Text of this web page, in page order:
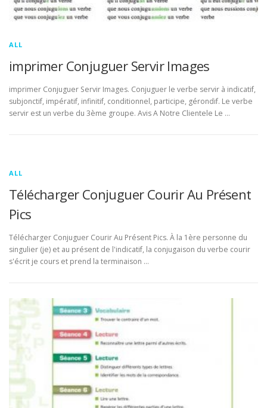
ALL
imprimer Conjuguer Servir Images
imprimer Conjuguer Servir Images. Conjuguer le verbe servir à indicatif,
subjonctif, impératif, infinitif, conditionnel, participe, gérondif. Le verbe
servir est un verbe du 3ème groupe. Avis A Notre Clientele Le …
ALL
Télécharger Conjuguer Courir Au Présent
Pics
Télécharger Conjuguer Courir Au Présent Pics. À la 1ère personne du
singulier (je) et au présent de l'indicatif, la conjugaison du verbe courir
s'écrit je cours et prend la terminaison …